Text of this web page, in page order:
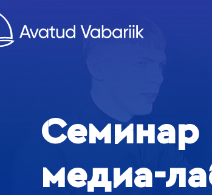
Семинар
медиа-